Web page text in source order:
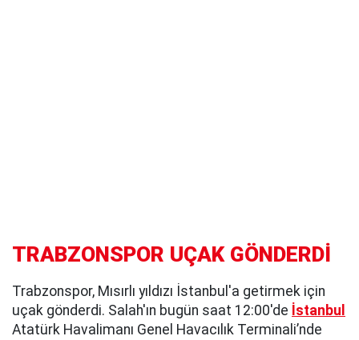
TRABZONSPOR UÇAK GÖNDERDİ
Trabzonspor, Mısırlı yıldızı İstanbul'a getirmek için
uçak gönderdi. Salah'ın bugün saat 12:00'de İstanbul
Atatürk Havalimanı Genel Havacılık Terminali’nde